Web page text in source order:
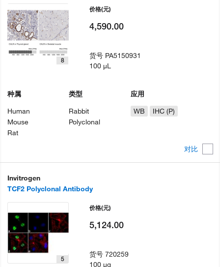
对比
8
种属
Human
Mouse
Rat
类型
Rabbit
Polyclonal
应用
WB
IHC (P)
价格(元)
4,590.00
货号 PA5150931
100 µL
Invitrogen
TCF2 Polyclonal Antibody
5
价格(元)
5,124.00
货号720259
100 µg